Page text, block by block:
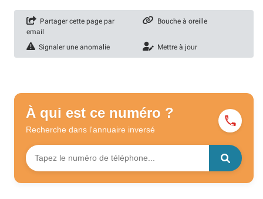
Partager cette page par
email
Bouche à oreille
Signaler une anomalie Mettre à jour
À qui est ce numéro ?
Recherche dans l'annuaire inversé